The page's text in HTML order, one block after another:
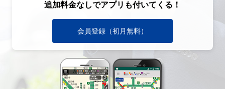
追加料金なしでアプリも付いてくる！
会員登録（初月無料）